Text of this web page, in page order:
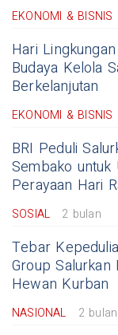
EKONOMI & BISNIS
Hari
Budaya Kelola
Berkelanjutan
EKONOMI & BISNIS
BRI Peduli
Sembako untuk
Perayaan Hari
SOSIAL 2 bulan
Tebar
Group
Hewan Kurban
NASIONAL 2 bulan